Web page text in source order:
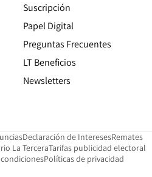
Suscripción
Papel Digital
Preguntas Frecuentes
LT Beneficios
Newsletters
Opens in new window
Declaración de InteresesOpens in
Remates
window
La TerceraOpens in new window
Tarifas publicidad electoral
window Políticas de privacidad